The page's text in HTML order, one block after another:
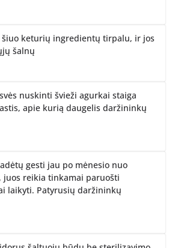
keturių ingredientų tirpalu, ir jos
šalnų
nuskinti švieži agurkai staiga
apie kurią daugelis daržininkų
gesti jau po mėnesio nuo
juos reikia tinkamai paruošti
laikyti. Patyrusių daržininkų